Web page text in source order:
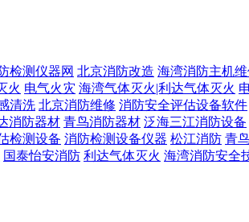
检测仪器网 北京消防改造 海湾消防主机维
火 电气火灾 海湾气体灭火|利达气体灭火
清洗 北京消防维修 消防安全评估设备软件
消防器材 青鸟消防器材 泛海三江消防设备
检测设备 消防检测设备仪器 松江消防 青
国泰怡安消防 利达气体灭火 海湾消防安全